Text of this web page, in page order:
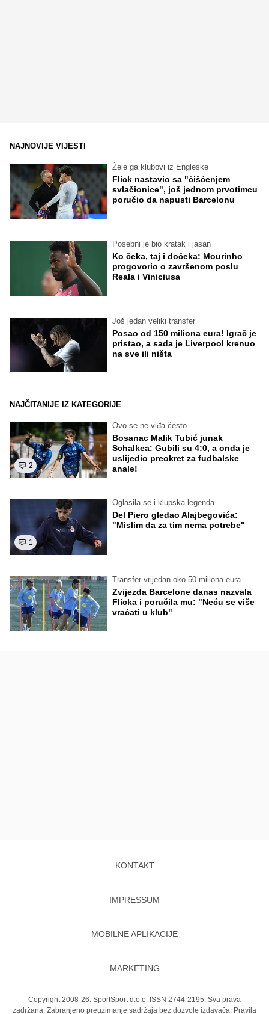
NAJNOVIJE VIJESTI
Žele ga klubovi iz Engleske
Flick nastavio sa "čišćenjem
svlačionice", još jednom prvotimcu
poručio da napusti Barcelonu
Posebni je bio kratak i jasan
Ko čeka, taj i dočeka: Mourinho
progovorio o završenom poslu
Reala i Viniciusa
Još jedan veliki transfer
Posao od 150 miliona eura! Igrač je
pristao, a sada je Liverpool krenuo
na sve ili ništa
NAJČITANIJE IZ KATEGORIJE
2
Ovo se ne viđa često
Bosanac Malik Tubić junak
Schalkea: Gubili su 4:0, a onda je
uslijedio preokret za fudbalske
anale!
1
Oglasila se i klupska legenda
Del Piero gledao Alajbegovića:
"Mislim da za tim nema potrebe"
Transfer vrijedan oko 50 miliona eura
Zvijezda Barcelone danas nazvala
Flicka i poručila mu: "Neću se više
vraćati u klub"
KONTAKT
IMPRESSUM
MOBILNE APLIKACIJE
MARKETING
Copyright 2008-26. SportSport d.o.o. ISSN 2744-2195. Sva prava
zadržana. Zabranjeno preuzimanje sadržaja bez dozvole izdavača. Pravila